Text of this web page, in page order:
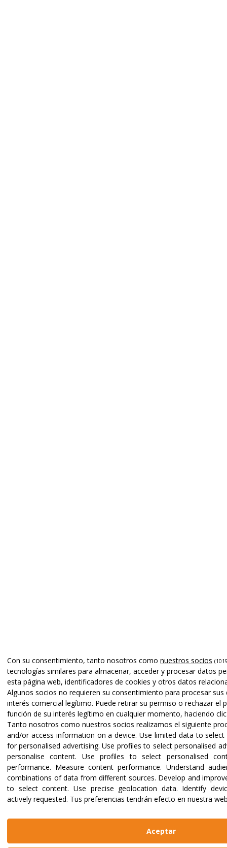
Con su consentimiento, tanto nosotros como nuestros socios
tecnologías similares para almacenar, acceder y procesar datos
esta página web, identificadores de cookies y otros datos
Algunos socios no requieren su consentimiento para procesar sus
interés comercial legítimo. Puede retirar su permiso o rechazar el
función de su interés legítimo en cualquier momento, haciendo
Tanto nosotros como nuestros socios realizamos el siguiente
and/or access information on a device.Use limited data to select
for personalised advertising.Use profiles to select personalised
personalise content. Use profiles to select personalised
performance. Measure content performance. Understand
combinations of data from different sources. Develop and
to select content. Use precise geolocation data. Identify
actively requested. Tus preferencias tendrán efecto en nuestra
Aceptar